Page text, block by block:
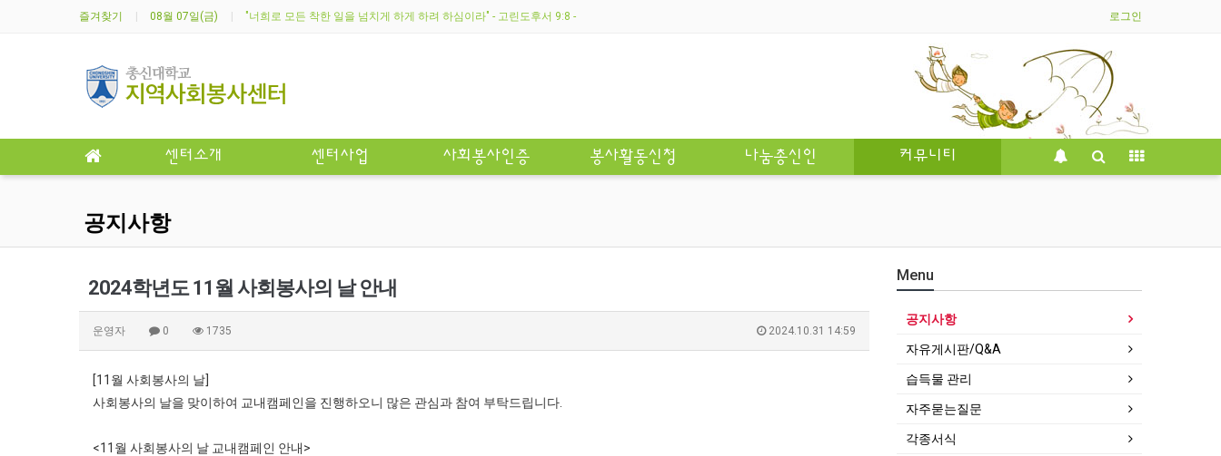
즐겨찾기 08월 07일(금) "너희로 모든 착한 일을 넘치게 하게 하려 하심이라" - 고린도후서 9:8 - 로그인
센터소개 센터사업 사회봉사인증 봉사활동신청 나눔총신인 커뮤니티
공지사항
2024학년도 11월 사회봉사의 날 안내
운영자 0 1735 2024.10.31 14:59
[11월 사회봉사의 날]
사회봉사의 날을 맞이하여 교내캠페인을 진행하오니 많은 관심과 참여 부탁드립니다.
<11월 사회봉사의 날 교내캠페인 안내>
Menu
공지사항
자유게시판/Q&A
습득물 관리
자주묻는질문
각종서식